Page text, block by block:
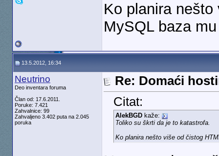
Ko planira
MySQL baza
13.5.2012, 16:34
Neutrino
Deo inventara foruma
Član od: 17.6.2011.
Poruke: 7.421
Zahvalnice: 99
Zahvaljeno 3.402 puta na 2.045
poruka
Re: Domaći
Citat:
AlekBGDkaže:
Toliko su škrti da je to katastrofa.
Ko planira nešto više od čistog